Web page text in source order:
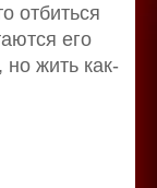
отбиться
его
жить как-